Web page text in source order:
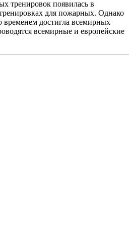
тренировок появилась в
для пожарных. Однако
временем достигла всемирных
всемирные и европейские